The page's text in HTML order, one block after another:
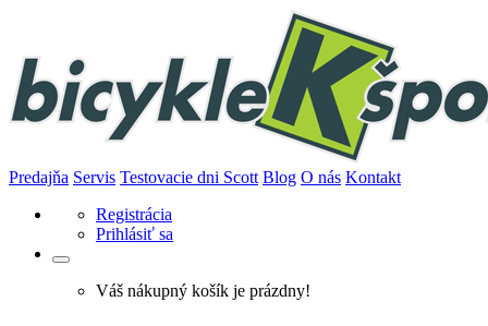
Predajňa Servis Testovacie dni Scott Blog O nás Kontakt
Registrácia
Prihlásiť sa
Váš nákupný košík je prázdny!